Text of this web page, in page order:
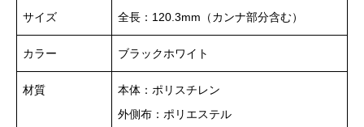
サイズ 全長：120.3mm（カンナ部分含む）
カラー ブラックホワイト
材質
本体：ポリスチレン
外側布：ポリエステル